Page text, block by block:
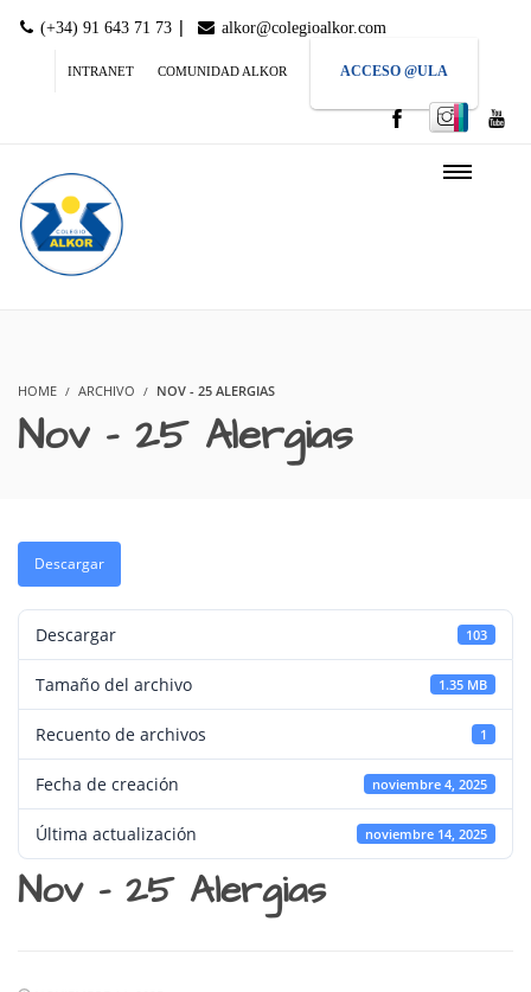
(+34) 91 643 71 73 | alkor@colegioalkor.com
INTRANET COMUNIDAD ALKOR ACCESO @ULA
HOME ARCHIVO NOV - 25 ALERGIAS
Nov – 25 Alergias
Descargar
Descargar 103
Tamaño del archivo 1.35 MB
Recuento de archivos 1
Fecha de creación noviembre 4, 2025
Última actualización noviembre 14, 2025
Nov - 25 Alergias